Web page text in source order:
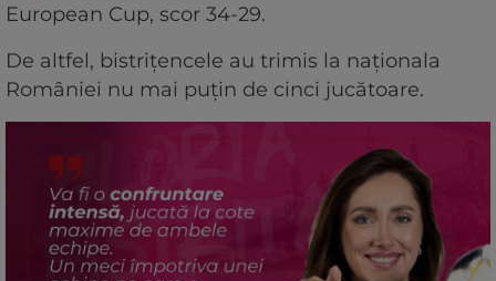
European Cup, scor 34-29.
De altfel, bistrițencele au trimis la naționala
României nu mai puțin de cinci jucătoare.